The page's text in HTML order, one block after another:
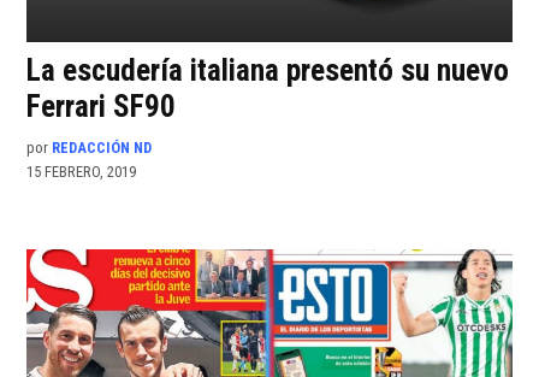
La escudería italiana presentó su nuevo
Ferrari SF90
por REDACCIÓN ND
15 FEBRERO, 2019